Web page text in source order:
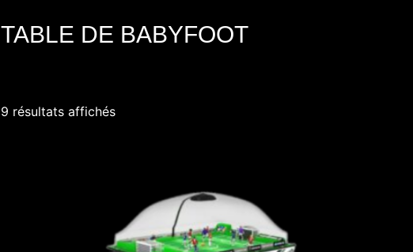
TABLE DE BABYFOOT
9 résultats affichés